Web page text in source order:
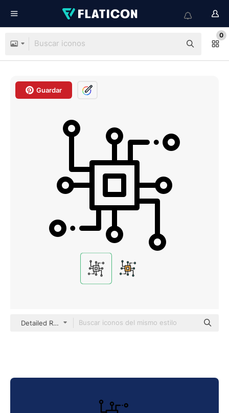
0
Guardar
Detailed Rounded Lineal